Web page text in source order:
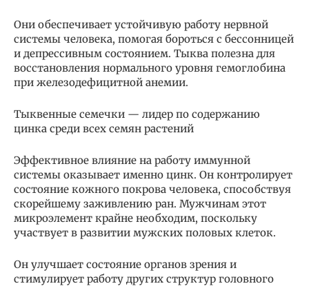
Они обеспечивает устойчивую работу нервной
системы человека, помогая бороться с бессонницей
и депрессивным состоянием. Тыква полезна для
восстановления нормального уровня гемоглобина
при железодефицитной анемии.
Тыквенные семечки — лидер по содержанию
цинка среди всех семян растений
Эффективное влияние на работу иммунной
системы оказывает именно цинк. Он контролирует
состояние кожного покрова человека, способствуя
скорейшему заживлению ран. Мужчинам этот
микроэлемент крайне необходим, поскольку
участвует в развитии мужских половых клеток.
Он улучшает состояние органов зрения и
стимулирует работу других структур головного